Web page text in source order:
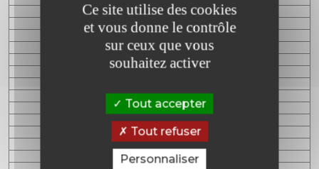
Ce site utilise des cookies
et vous donne le contrôle
sur ceux que vous
souhaitez activer
Tout accepter
Tout refuser
Personnaliser